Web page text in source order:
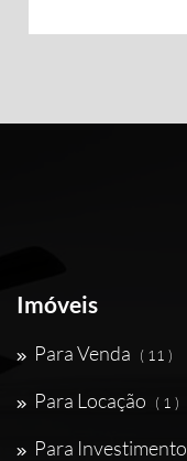
Imóveis
Para Venda ( 11 )
Para Locação ( 1 )
Para Investimento